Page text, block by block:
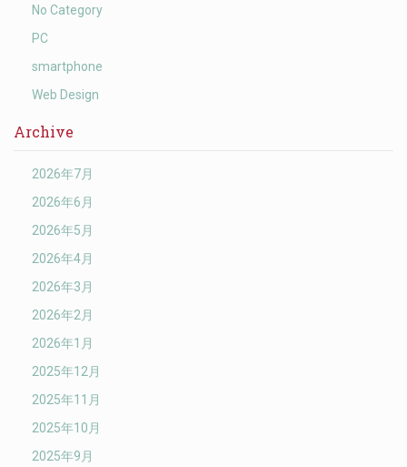
No Category
PC
smartphone
Web Design
Archive
2026年7月
2026年6月
2026年5月
2026年4月
2026年3月
2026年2月
2026年1月
2025年12月
2025年11月
2025年10月
2025年9月